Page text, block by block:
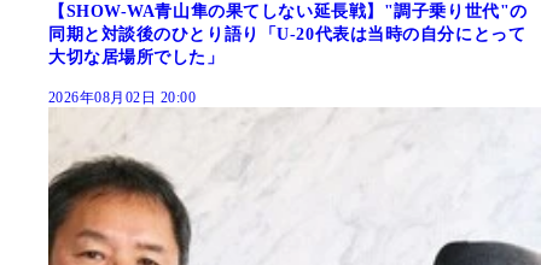
【SHOW-WA青山隼の果てしない延長戦】"調子乗り世代"の
同期と対談後のひとり語り「U-20代表は当時の自分にとって
大切な居場所でした」
2026年08月02日 20:00